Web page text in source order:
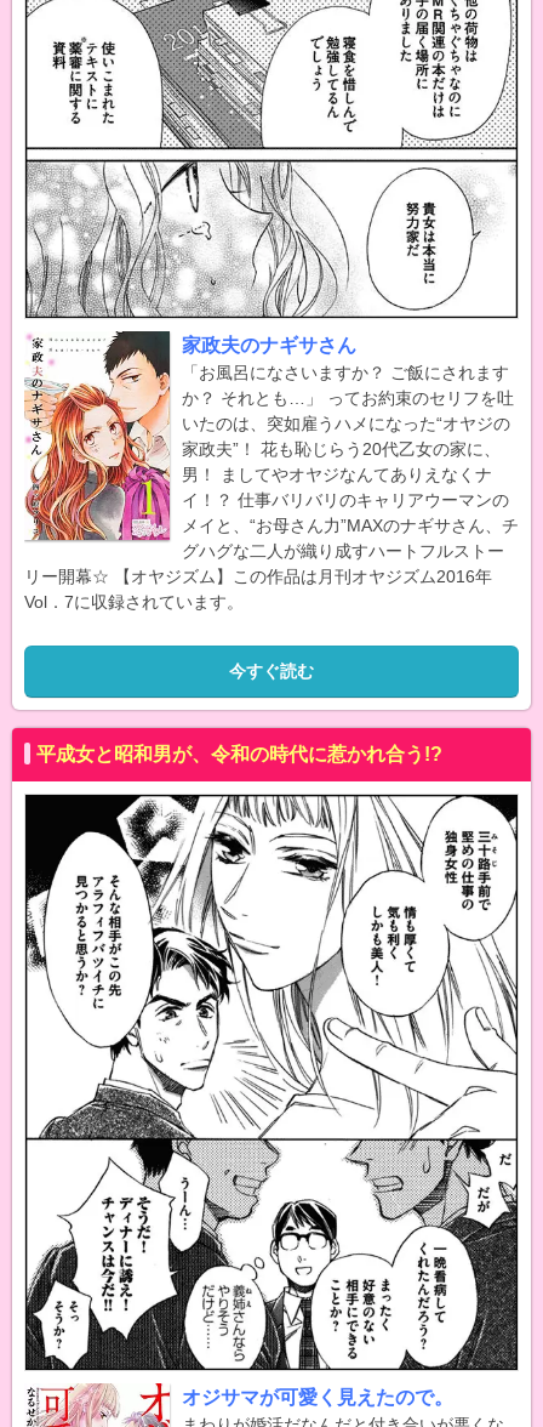
家政夫のナギサさん
「お風呂になさいますか？ ご飯にされます
か？ それとも…」 ってお約束のセリフを吐
いたのは、突如雇うハメになった“オヤジの
家政夫”！ 花も恥じらう20代乙女の家に、
男！ ましてやオヤジなんてありえなくナ
イ！？ 仕事バリバリのキャリアウーマンの
メイと、“お母さん力”MAXのナギサさん、チ
グハグな二人が織り成すハートフルストー
リー開幕☆ 【オヤジズム】この作品は月刊オヤジズム2016年
Vol．7に収録されています。
今すぐ読む
平成女と昭和男が、令和の時代に惹かれ合う!?
オジサマが可愛く見えたので。